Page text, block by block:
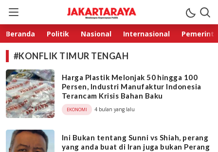
Jakarta Raya
Membangun Kepercayaan Publik
Beranda Politik Nasional Internasional
#KONFLIK TIMUR TENGAH
Harga Plastik Melonjak 50 hingga 100
Persen, Industri Manufaktur Indonesia
Terancam Krisis Bahan Baku
EKONOMI 4 bulan yang lalu
Ini Bukan tentang Sunni vs Shiah, perang
yang anda buat di Iran juga bukan Perang